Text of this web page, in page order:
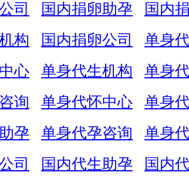
司
国内捐卵助孕 国内
构
国内捐卵公司 单身
心
单身代生机构 单身
询
单身代怀中心 单身
孕
单身代孕咨询 单身
司
国内代生助孕 国内